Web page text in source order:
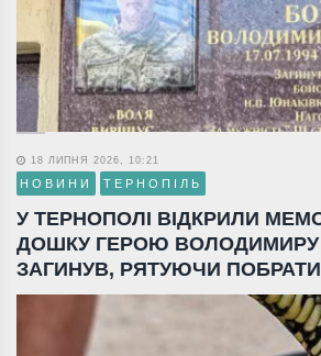
18 ЛИПНЯ 2026, 10:21
НОВИНИ ТЕРНОПІЛЬ
У ТЕРНОПОЛІ ВІДКРИЛИ
ДОШКУ ГЕРОЮ ВОЛОДИМИРУ
ЗАГИНУВ, РЯТУЮЧИ